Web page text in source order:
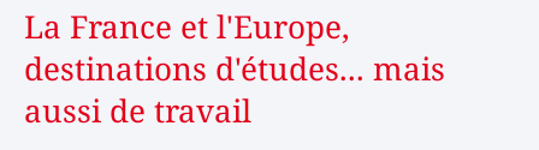
La France et l'Europe,
destinations d'études... mais
aussi de travail